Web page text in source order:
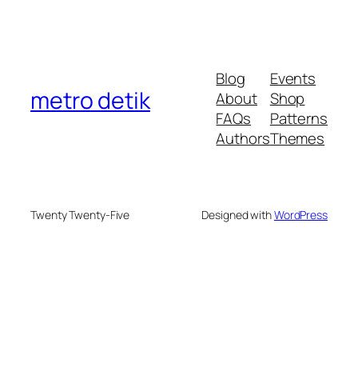
metro detik
Blog
About
FAQs
Authors
Events
Shop
Patterns
Themes
Twenty Twenty-Five Designed withWordPress